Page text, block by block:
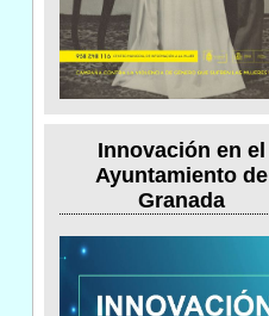
Innovación en el
Ayuntamiento de
Granada